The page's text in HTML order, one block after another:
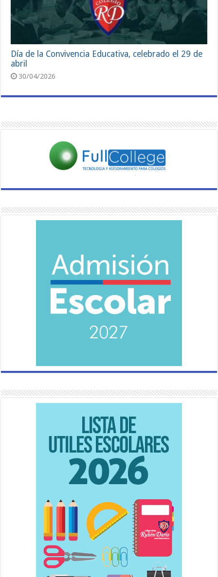
Día de la Convivencia Educativa, celebrado el 29 de
abril
30/04/2026